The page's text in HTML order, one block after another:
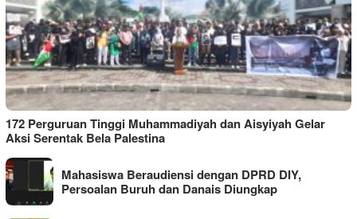
172 Perguruan Tinggi Muhammadiyah dan Aisyiyah Gelar
Aksi Serentak Bela Palestina
Mahasiswa Beraudiensi dengan DPRD DIY,
Persoalan Buruh dan Danais Diungkap